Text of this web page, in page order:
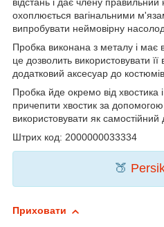
відстань і дає члену
охоплюється вагінальними
випробувати неймовірну
Пробка виконана з металу і має
це дозволить використовувати
додатковий аксесуар до
Пробка йде окремо від
причепити хвостик за
використовувати як самостійний
Штрих код: 2000000033334
🍑
Приховати